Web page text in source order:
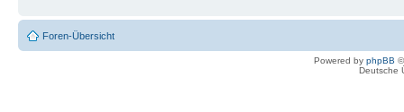
Foren-Übersicht
Powered by phpBB
Deutsche